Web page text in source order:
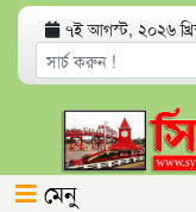
৭ই আগস্ট, ২০২৬
মেনু